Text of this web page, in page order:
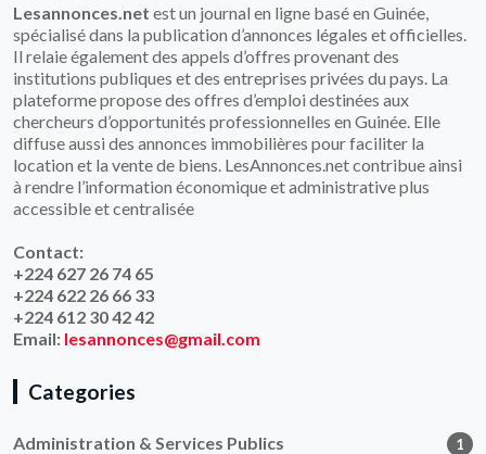
Lesannonces.net est un journal en ligne basé en Guinée,
spécialisé dans la publication d’annonces légales et officielles.
Il relaie également des appels d’offres provenant des
institutions publiques et des entreprises privées du pays. La
plateforme propose des offres d’emploi destinées aux
chercheurs d’opportunités professionnelles en Guinée. Elle
diffuse aussi des annonces immobilières pour faciliter la
location et la vente de biens. LesAnnonces.net contribue ainsi
à rendre l’information économique et administrative plus
accessible et centralisée
Contact:
+224 627 26 74 65
+224 622 26 66 33
+224 612 30 42 42
Email: lesannonces@gmail.com
Categories
Administration & Services Publics 1